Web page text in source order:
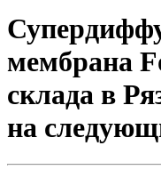
мембрана
склада в
на